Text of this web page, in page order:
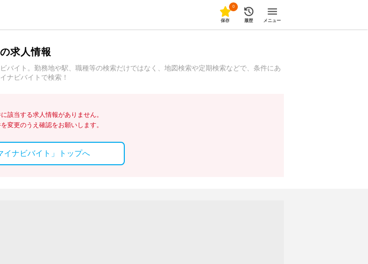
0
保存 履歴 メニュー
求人情報
バイト。勤務地や駅、職種等の検索だけではなく、地図検索や定期検索などで、条件にあ
ナビバイトで検索！
該当する求人情報がありません。
変更のうえ確認をお願いします。
イナビバイト」トップへ